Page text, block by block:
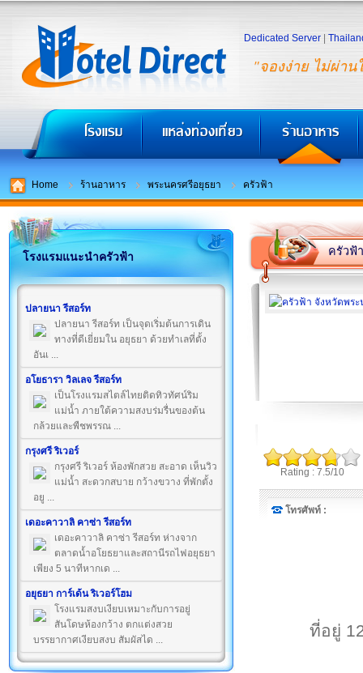
"จองง่าย ไม่ผ่าน
Dedicated Server
Home ร้านอาหาร พระนครศรีอยุธยา ครัวฟ้า
โรงแรมแนะนำครัวฟ้า
ปลายนา รีสอร์ท
ปลายนา รีสอร์ท เป็นจุดเริ่มต้นการเดิน
ทางที่ดีเยี่ยมใน อยุธยา ด้วยทำเลที่ตั้ง
อันเ ...
อโยธารา วิลเลจ รีสอร์ท
เป็นโรงแรมสไตล์ไทยติดทิวทัศน์ริม
แม่น้ำ ภายใต้ความสงบร่มรื่นของต้น
กล้วยและพืชพรรณ ...
กรุงศรี ริเวอร์
กรุงศรี ริเวอร์ ห้องพักสวย สะอาด เห็นวิว
แม่น้ำ สะดวกสบาย กว้างขวาง ที่พักตั้ง
อยู ...
เดอะคาวาลิ คาซ่า รีสอร์ท
เดอะคาวาลิ คาซ่า รีสอร์ท ห่างจาก
ตลาดน้ำอโยธยาและสถานีรถไฟอยุธยา
เพียง 5 นาทีหากเด ...
อยุธยา การ์เด้น ริเวอร์โฮม
โรงแรมสงบเงียบเหมาะกับการอยู่
สันโดษห้องกว้าง ตกแต่งสวย
บรรยากาศเงียบสงบ สัมผัสได ...
ครัวฟ้า
Rating : 7.5/10
โทรศัพท์ :
ที่อยู่